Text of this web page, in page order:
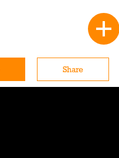
Share